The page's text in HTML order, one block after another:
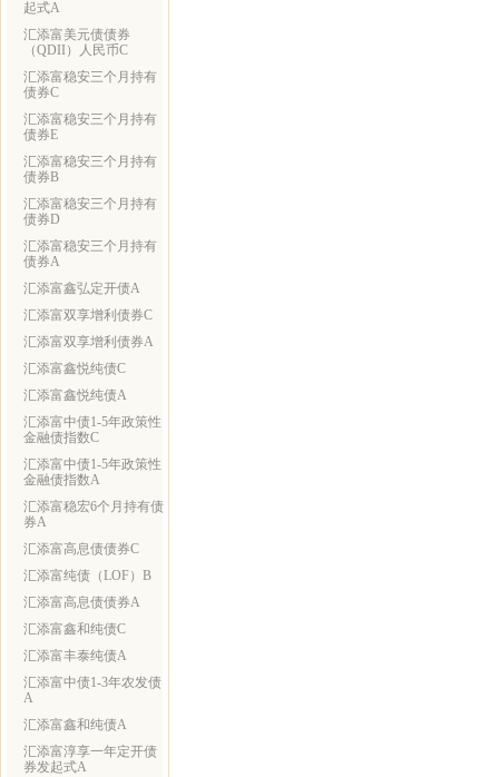
起式A
汇添富美元债债券
（QDII）人民币C
汇添富稳安三个月持有
债券C
汇添富稳安三个月持有
债券E
汇添富稳安三个月持有
债券B
汇添富稳安三个月持有
债券D
汇添富稳安三个月持有
债券A
汇添富鑫弘定开债A
汇添富双享增利债券C
汇添富双享增利债券A
汇添富鑫悦纯债C
汇添富鑫悦纯债A
汇添富中债1-5年政策性
金融债指数C
汇添富中债1-5年政策性
金融债指数A
汇添富稳宏6个月持有债
券A
汇添富高息债债券C
汇添富纯债（LOF）B
汇添富高息债债券A
汇添富鑫和纯债C
汇添富丰泰纯债A
汇添富中债1-3年农发债
A
汇添富鑫和纯债A
汇添富淳享一年定开债
券发起式A